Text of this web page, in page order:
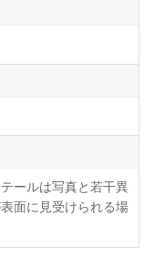
ールは写真と若干異
面に見受けられる場